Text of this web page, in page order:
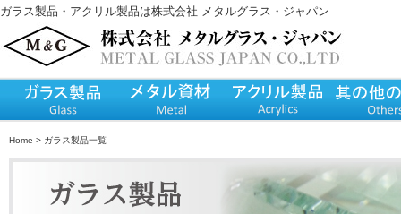
ガラス製品・アクリル製品は株式会社 メタルグラス・ジャパン
Home > ガラス製品一覧